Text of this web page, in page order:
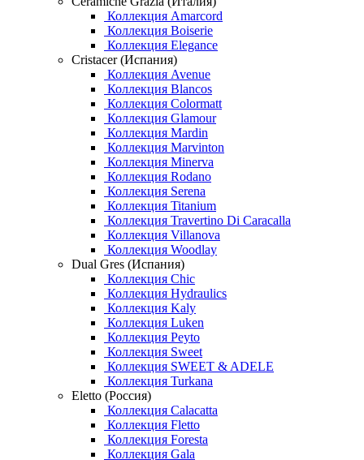
Коллекция Amarcord
Коллекция Boiserie
Коллекция Elegance
Cristacer (Испания)
Коллекция Avenue
Коллекция Blancos
Коллекция Colormatt
Коллекция Glamour
Коллекция Mardin
Коллекция Marvinton
Коллекция Minerva
Коллекция Rodano
Коллекция Serena
Коллекция Titanium
Коллекция Travertino Di Caracalla
Коллекция Villanova
Коллекция Woodlay
Dual Gres (Испания)
Коллекция Chic
Коллекция Hydraulics
Коллекция Kaly
Коллекция Luken
Коллекция Peyto
Коллекция Sweet
Коллекция SWEET & ADELE
Коллекция Turkana
Eletto (Россия)
Коллекция Calacatta
Коллекция Fletto
Коллекция Foresta
Коллекция Gala